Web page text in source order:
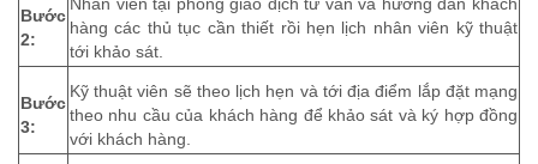
Bước
2:
Nhân viên tại phòng giao dịch tư vấn và hướng dẫn khách
hàng các thủ tục cần thiết rồi hẹn lịch nhân viên kỹ thuật
tới khảo sát.
Bước
3:
Kỹ thuật viên sẽ theo lịch hẹn và tới địa điểm lắp đặt mạng
theo nhu cầu của khách hàng để khảo sát và ký hợp đồng
với khách hàng.